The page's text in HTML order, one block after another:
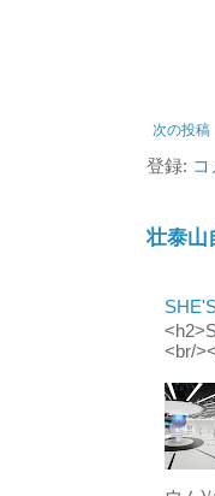
次の投稿
登録:
壮泰山
<br/